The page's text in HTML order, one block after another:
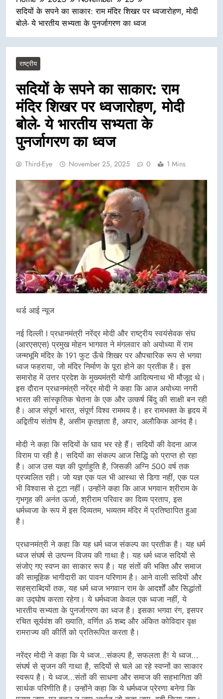
सदियों के सपने का साकार: राम मंदिर शिखर पर ध्वजारोहण, मोदी
बोले- ये भारतीय सभ्यता के पुनर्जागरण का ध्वज
राष्ट्रीय
सदियों के सपने का साकार: राम
मंदिर शिखर पर ध्वजारोहण, मोदी
बोले- ये भारतीय सभ्यता के
पुनर्जागरण का ध्वज
Third-Eye November 25, 2025 0 1 Mins
थर्ड आई न्यूज
नई दिल्ली I प्रधानमंत्री नरेंद्र मोदी और राष्ट्रीय स्वयंसेवक संघ
(आरएसएस) प्रमुख मोहन भागवत ने मंगलवार को अयोध्या में राम
जन्मभूमि मंदिर के 191 फुट ऊँचे शिखर पर औपचारिक रूप से भगवा
ध्वज फहराया, जो मंदिर निर्माण के पूरा होने का प्रतीक है। इस
समारोह में उत्तर प्रदेश के मुख्यमंत्री योगी आदित्यनाथ भी मौजूद थे।
इस दौरान प्रधानमंत्री नरेंद्र मोदी ने कहा कि आज अयोध्या नगरी
भारत की सांस्कृतिक चेतना के एक और उत्कर्ष बिंदु की साक्षी बन रही
है। आज संपूर्ण भारत, संपूर्ण विश्व राममय है। हर रामभक्त के हृदय में
अद्वितीय संतोष है, असीम कृतज्ञता है, अपार, अलौकिक आनंद है।
मोदी ने कहा कि सदियों के घाव भर रहे हैं। सदियों की वेदना आज
विराम पा रही है। सदियों का संकल्प आज सिद्धि को प्राप्त हो रहा
है। आज उस यज्ञ की पूर्णाहुति है, जिसकी अग्नि 500 वर्ष तक
प्रज्वलित रही। जो यज्ञ एक पल भी आस्था से डिगा नहीं, एक पल
भी विश्वास से टूटा नहीं। उन्होंने कहा कि आज भगवान श्रीराम के
गृभगृह की अनंत ऊर्जा, श्रीराम परिवार का दिव्य प्रताप, इस
धर्मध्वजा के रूप में इस दिव्यतम, भव्यतम मंदिर में प्रतिष्ठापित हुआ
है।
प्रधानमंत्री ने कहा कि यह धर्म ध्वज संकल्प का प्रतीक है। यह धर्म
ध्वज संघर्ष से उत्पन्न विजय की गाथा है। यह धर्म ध्वज सदियों से
संजोए गए स्वप्न का साकार रूप है। यह संतों की भक्ति और समाज
की सामूहिक भागीदारी का पावन परिणाम है। आने वाली सदियों और
सहस्राब्दियों तक, यह धर्म ध्वज भगवान राम के आदर्शों और सिद्धांतों
का उद्घोष करता रहेगा। ये धर्मध्वजा केवल एक ध्वजा नहीं, ये
भारतीय सभ्यता के पुनर्जागरण का ध्वज है। इसका भगवा रंग, इसपर
रचित सूर्यवंश की ख्याति, वर्णित ॐ शब्द और अंकित कोविदार वृक्ष
रामराज्य की कीर्ति को प्रतिरूपित करता है।
नरेंद्र मोदी ने कहा कि ये ध्वज…संकल्प है, सफलता है! ये ध्वज…
संघर्ष से सृजन की गाथा है, सदियों से चले आ रहे स्वप्नों का साकार
स्वरूप है। ये ध्वज…संतों की साधना और समाज की सहभागिता की
सार्थक परिणीति है। उन्होंने कहा कि ये धर्मध्वज प्रेरणा बनेगा कि